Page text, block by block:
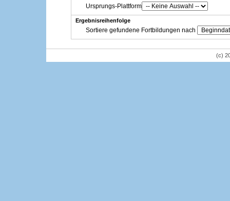
Ursprungs-Plattform
Ergebnisreihenfolge
Sortiere gefundene Fortbildungen nach
(c)